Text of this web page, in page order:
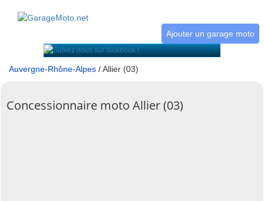
Ajouter un garage moto
Auvergne-Rhône-Alpes / Allier (03)
Concessionnaire moto Allier (03)